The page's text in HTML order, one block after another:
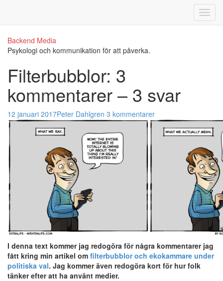
Backend Media
Psykologi och kommunikation för att påverka.
Filterbubblor: 3
kommentarer – 3 svar
12 januari 2017Peter Dahlgren 3 kommentarer
I denna text kommer jag redogöra för några kommentarer jag
fått kring min artikel om filterbubblor och ekokammare under
politiska val. Jag kommer även redogöra kort för hur folk
tänker efter att ha använt medier.